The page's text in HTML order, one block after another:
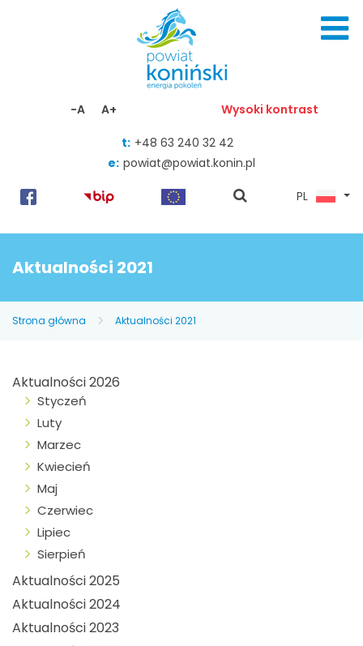
-A A+ Wysoki kontrast
t: +48 63 240 32 42
e: powiat@powiat.konin.pl
pokaż
PL
Aktualności 2021
Strona główna Aktualności 2021
Aktualności 2026
Styczeń
Luty
Marzec
Kwiecień
Maj
Czerwiec
Lipiec
Sierpień
Aktualności 2025
Aktualności 2024
Aktualności 2023